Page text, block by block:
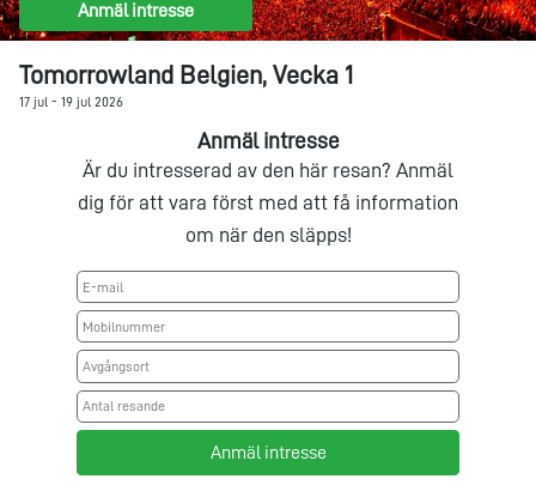
Anmäl intresse
Tomorrowland Belgien, Vecka 1
17 jul - 19 jul 2026
Anmäl intresse
Är du intresserad av den här resan? Anmäl
dig för att vara först med att få information
om när den släpps!